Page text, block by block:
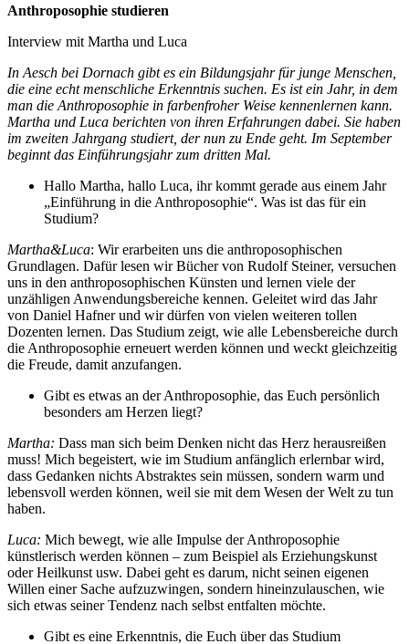
Anthroposophie studieren
Interview mit Martha und Luca
In Aesch bei Dornach gibt es ein Bildungsjahr für junge Menschen,
die eine echt menschliche Erkenntnis suchen. Es ist ein Jahr, in dem
man die Anthroposophie in farbenfroher Weise kennenlernen kann.
Martha und Luca berichten von ihren Erfahrungen dabei. Sie haben
im zweiten Jahrgang studiert, der nun zu Ende geht. Im September
beginnt das Einführungsjahr zum dritten Mal.
Hallo Martha, hallo Luca, ihr kommt gerade aus einem Jahr
„Einführung in die Anthroposophie“. Was ist das für ein
Studium?
Martha&Luca: Wir erarbeiten uns die anthroposophischen
Grundlagen. Dafür lesen wir Bücher von Rudolf Steiner, versuchen
uns in den anthroposophischen Künsten und lernen viele der
unzähligen Anwendungsbereiche kennen. Geleitet wird das Jahr
von Daniel Hafner und wir dürfen von vielen weiteren tollen
Dozenten lernen. Das Studium zeigt, wie alle Lebensbereiche durch
die Anthroposophie erneuert werden können und weckt gleichzeitig
die Freude, damit anzufangen.
Gibt es etwas an der Anthroposophie, das Euch persönlich
besonders am Herzen liegt?
Martha: Dass man sich beim Denken nicht das Herz herausreißen
muss! Mich begeistert, wie im Studium anfänglich erlernbar wird,
dass Gedanken nichts Abstraktes sein müssen, sondern warm und
lebensvoll werden können, weil sie mit dem Wesen der Welt zu tun
haben.
Luca: Mich bewegt, wie alle Impulse der Anthroposophie
künstlerisch werden können – zum Beispiel als Erziehungskunst
oder Heilkunst usw. Dabei geht es darum, nicht seinen eigenen
Willen einer Sache aufzuzwingen, sondern hineinzulauschen, wie
sich etwas seiner Tendenz nach selbst entfalten möchte.
Gibt es eine Erkenntnis, die Euch über das Studium